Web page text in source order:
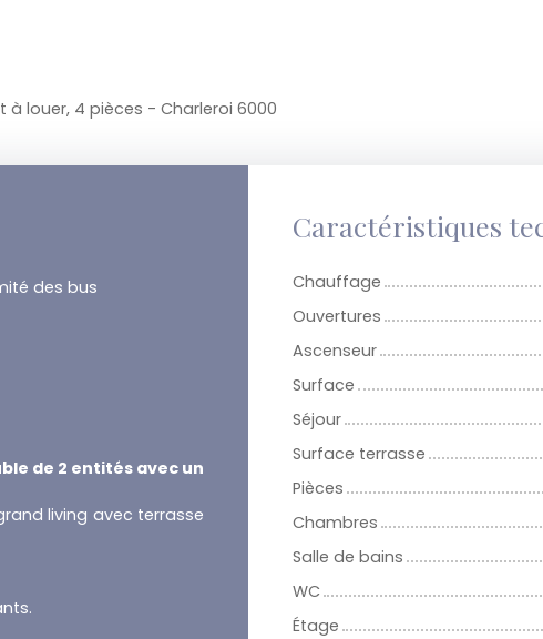
à louer, 4 pièces - Charleroi 6000
des bus
de 2 entités avec un
living avec terrasse
Caractéristiques
Chauffage
Ouvertures
Ascenseur
Surface
Séjour
Surface terrasse
Pièces
Chambres
Salle de bains
WC
Étage